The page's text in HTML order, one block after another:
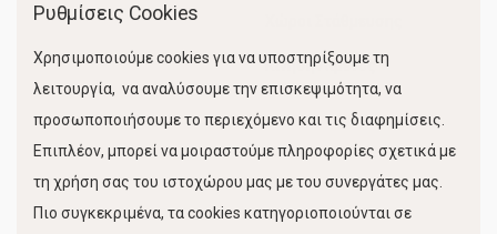
Κίνηση Λιμένος
Ρυθμίσεις Cookies
Χρησιμοποιούμε cookies για να υποστηρίξουμε τη
λειτουργία, να αναλύσουμε την επισκεψιμότητα, να
προσωποποιήσουμε το περιεχόμενο και τις διαφημίσεις.
Επιπλέον, μπορεί να μοιραστούμε πληροφορίες σχετικά με
τη χρήση σας του ιστοχώρου μας με του συνεργάτες μας.
Πιο συγκεκριμένα, τα cookies κατηγοριοποιούνται σε